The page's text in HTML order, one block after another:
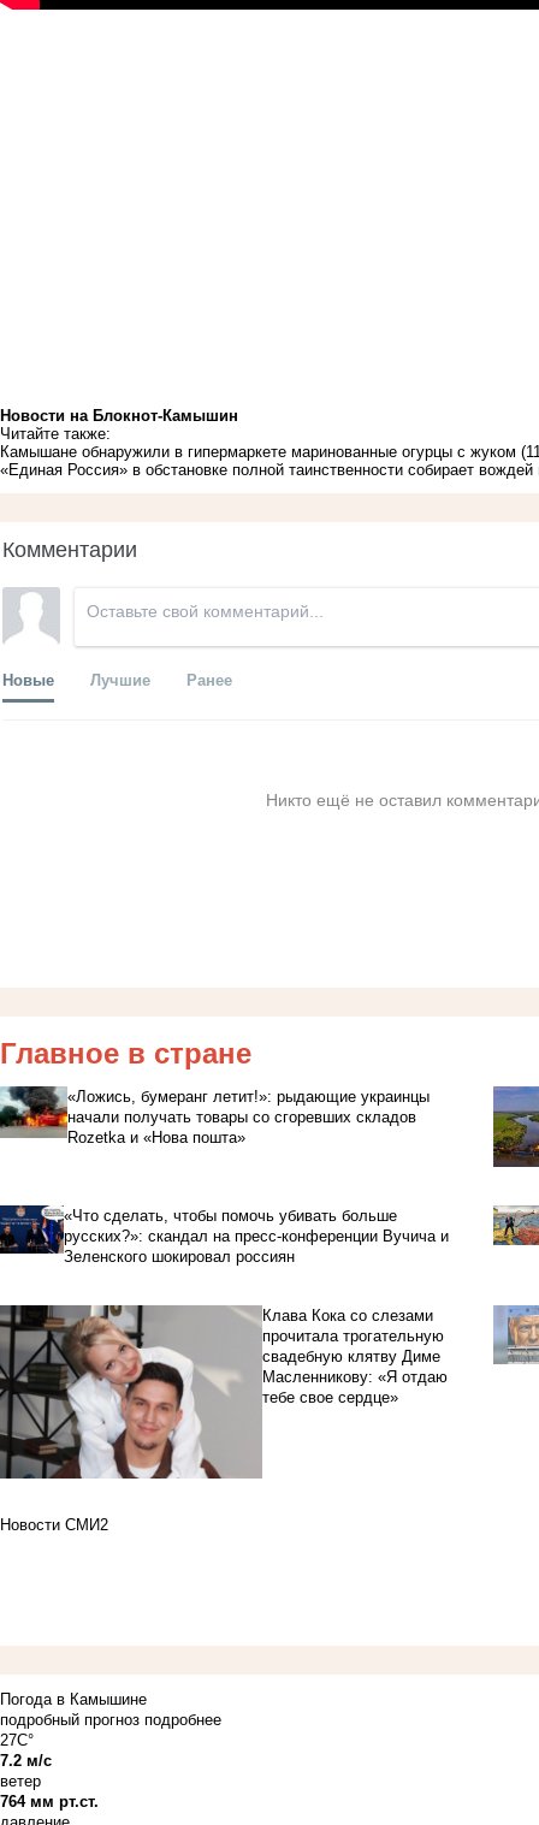
Новости на Блoкнoт-Камышин
Читайте также:
Камышане обнаружили в гипермаркете маринованные огурцы с жуком
«Единая Россия» в обстановке полной таинственности собирает
Комментарии
Новые Лучшие Ранее
Никто ещё не оставил
Главное в стране
«Ложись, бумеранг летит!»: рыдающие украинцы
начали получать товары со сгоревших складов
Rozetka и «Нова пошта»
«Что сделать, чтобы помочь убивать больше
русских?»: скандал на пресс-конференции Вучича и
Зеленского шокировал россиян
Клава Кока со слезами
прочитала трогательную
свадебную клятву Диме
Масленникову: «Я отдаю
тебе свое сердце»
Новости СМИ2
Погода в Камышине
подробный прогноз подробнее
27C°
7.2 м/с
ветер
764 мм рт.ст.
давление